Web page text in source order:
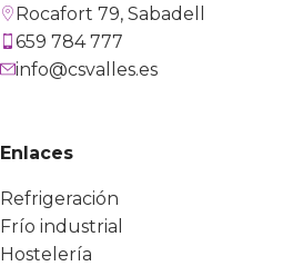
Rocafort 79, Sabadell
659 784 777
info@csvalles.es
Enlaces
Refrigeración
Frío industrial
Hostelería